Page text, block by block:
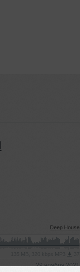
Deep House
29 ноября 2021